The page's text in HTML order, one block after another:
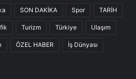
SON DAKİKA Spor TARİH
Turizm Türkiye Ulaşım
ÖZEL HABER İş Dünyası